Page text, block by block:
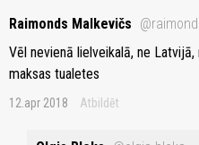
Raimonds Malkevičs
Vēl nevienā lielveikalā, ne
maksas tualetes
12.apr 2018 Atbildēt